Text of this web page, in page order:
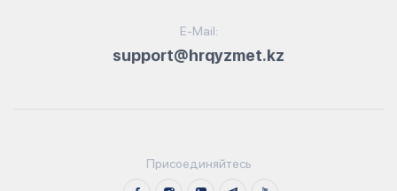
E-Mail:
support@hrqyzmet.kz
Присоединяйтесь